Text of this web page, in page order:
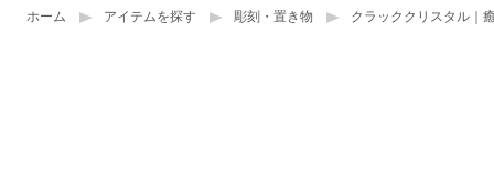
ホーム アイテムを探す 彫刻・置き物 クラッククリスタル｜